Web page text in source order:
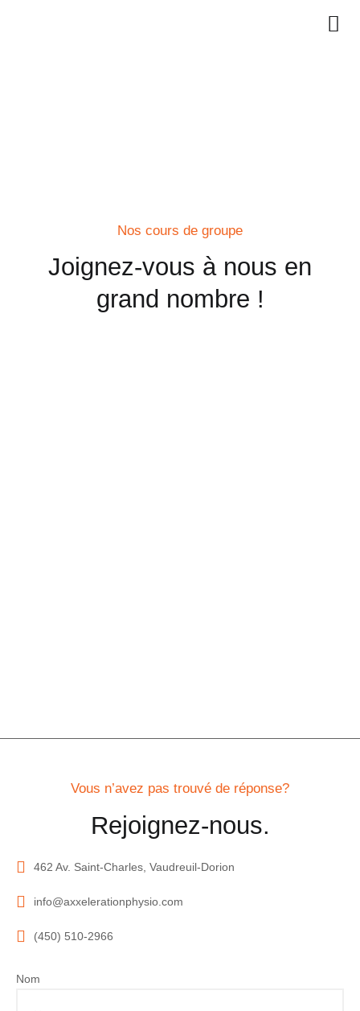
Nos cours de groupe
Joignez-vous à nous en
grand nombre !
Vous n’avez pas trouvé de réponse?
Rejoignez-nous.
462 Av. Saint-Charles, Vaudreuil-Dorion
info@axxelerationphysio.com
(450) 510-2966
Nom